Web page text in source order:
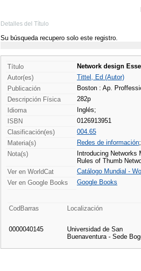
Detalles del Título
Su búsqueda recupero solo este registro.
Título
Network design
Autor(es)
Tittel, Ed (Autor)
Publicación
Boston : Ap.
Descripción Física
282p
Idioma
Inglés;
ISBN
0126913951
Clasificación(es)
004.65
Materia(s)
Redes de información;
Nota(s)
Introducing
Rules of Thumb
Ver en WorldCat
Catálogo Mundial -
Ver en Google Books
Google Books
CodBarras Localización
0000040145
Universidad de San
Buenaventura - Sede